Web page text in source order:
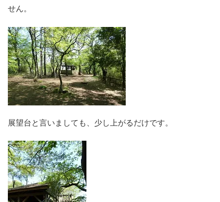
せん。
展望台と言いましても、少し上がるだけです。